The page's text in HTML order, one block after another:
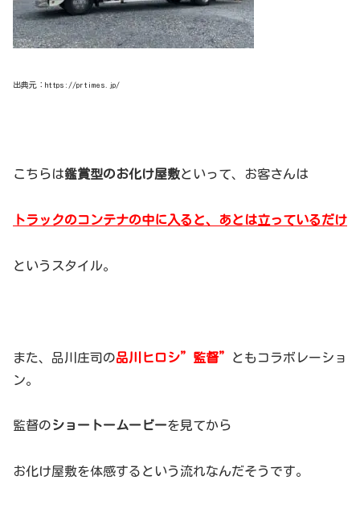
出典元：https://prtimes.jp/
こちらは鑑賞型のお化け屋敷といって、お客さんは
トラックのコンテナの中に入ると、あとは立っているだけ
というスタイル。
また、品川庄司の品川ヒロシ”監督”
ともコラボレーショ
ン。
監督のショートームービーを見てから
お化け屋敷を体感するという流れなんだそうです。